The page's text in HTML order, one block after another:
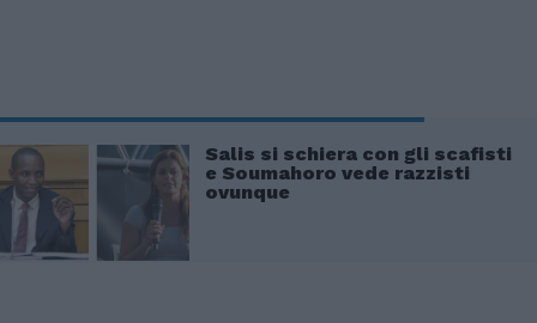
Salis si schiera con gli scafisti
e Soumahoro vede razzisti
ovunque